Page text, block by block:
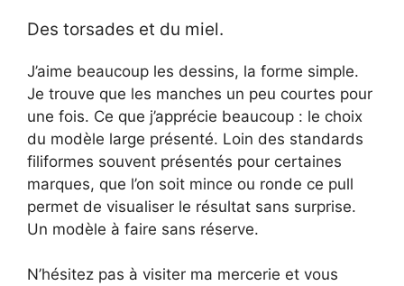
Des torsades et du miel.
J’aime beaucoup les dessins, la forme simple.
Je trouve que les manches un peu courtes pour
une fois. Ce que j’apprécie beaucoup : le choix
du modèle large présenté. Loin des standards
filiformes souvent présentés pour certaines
marques, que l’on soit mince ou ronde ce pull
permet de visualiser le résultat sans surprise.
Un modèle à faire sans réserve.
N’hésitez pas à visiter ma mercerie et vous